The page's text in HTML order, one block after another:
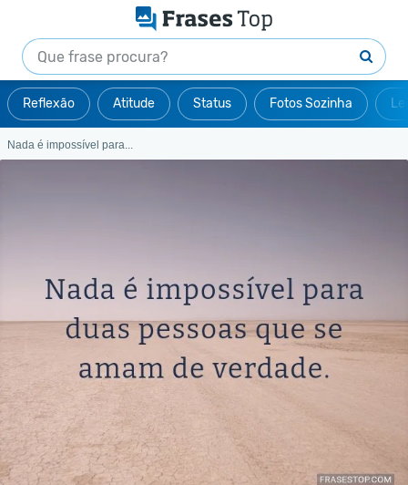
Reflexão Atitude Status Fotos Sozinha
Nada é impossível para...